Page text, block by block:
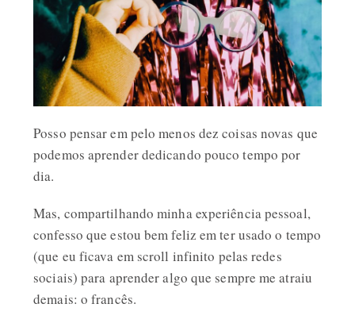
Posso pensar em pelo menos dez coisas novas que
podemos aprender dedicando pouco tempo por
dia.
Mas, compartilhando minha experiência pessoal,
confesso que estou bem feliz em ter usado o tempo
(que eu ficava em scroll infinito pelas redes
sociais) para aprender algo que sempre me atraiu
demais: o francês.